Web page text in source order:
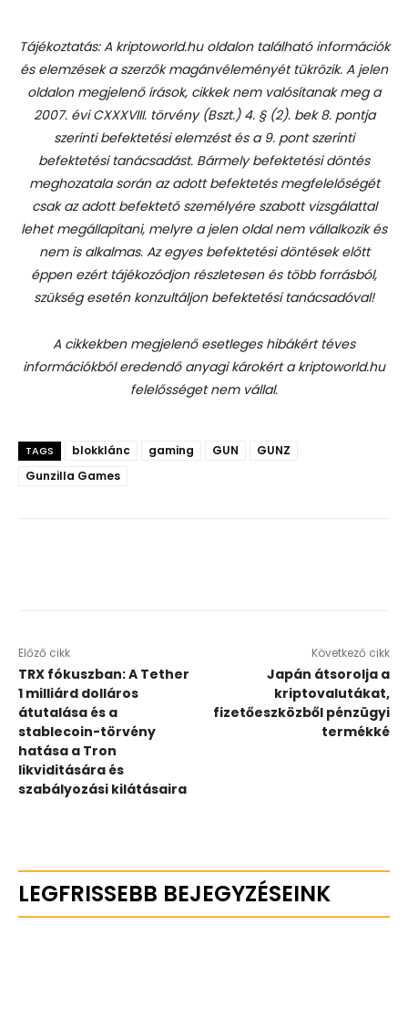
Tájékoztatás: A kriptoworld.hu oldalon található információk
és elemzések a szerzők magánvéleményét tükrözik. A jelen
oldalon megjelenő írások, cikkek nem valósítanak meg a
2007. évi CXXXVIII. törvény (Bszt.) 4. § (2). bek 8. pontja
szerinti befektetési elemzést és a 9. pont szerinti
befektetési tanácsadást. Bármely befektetési döntés
meghozatala során az adott befektetés megfelelőségét
csak az adott befektető személyére szabott vizsgálattal
lehet megállapítani, melyre a jelen oldal nem vállalkozik és
nem is alkalmas. Az egyes befektetési döntések előtt
éppen ezért tájékozódjon részletesen és több forrásból,
szükség esetén konzultáljon befektetési tanácsadóval!
A cikkekben megjelenő esetleges hibákért téves
információkból eredendő anyagi károkért a kriptoworld.hu
felelősséget nem vállal.
TAGS blokklánc gaming GUN
GUNZ
Gunzilla Games
Előző cikk
TRX fókuszban: A Tether
1 milliárd dolláros
átutalása és a
stablecoin-törvény
hatása a Tron
likviditására és
szabályozási kilátásaira
Következő cikk
Japán átsorolja a
kriptovalutákat,
fizetőeszközből pénzügyi
termékké
LEGFRISSEBB BEJEGYZÉSEINK